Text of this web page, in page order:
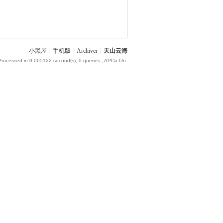
小黑屋 手机版 Archiver 天山云海
in 0.005122 second(s), 0 queries , APCu On.